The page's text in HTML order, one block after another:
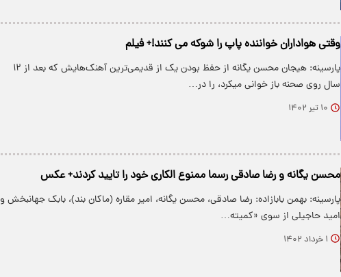
وقتی هواداران خواننده پاپ را شوکه می کنند!+ فیلم
پارسینه: هیجان محسن یگانه از حفظ بودن یک از قدیمی‌ترین آهنک‌هایش که بعد از ۱۲
سال روی صحنه باز خوانی میکرد، را در…
۱۰ تیر ۱۴۰۲
محسن یگانه و رضا صادقی رسما ممنوع الکاری خود را تایید کردند+ عکس
پارسینه: بهمن بابازاده: رضا صادقی، محسن یگانه، امیر مقاره (ماکان بند)، بابک جهانبخش و
امید حاجیلی از سوی «کمیته…
۱ خرداد ۱۴۰۲